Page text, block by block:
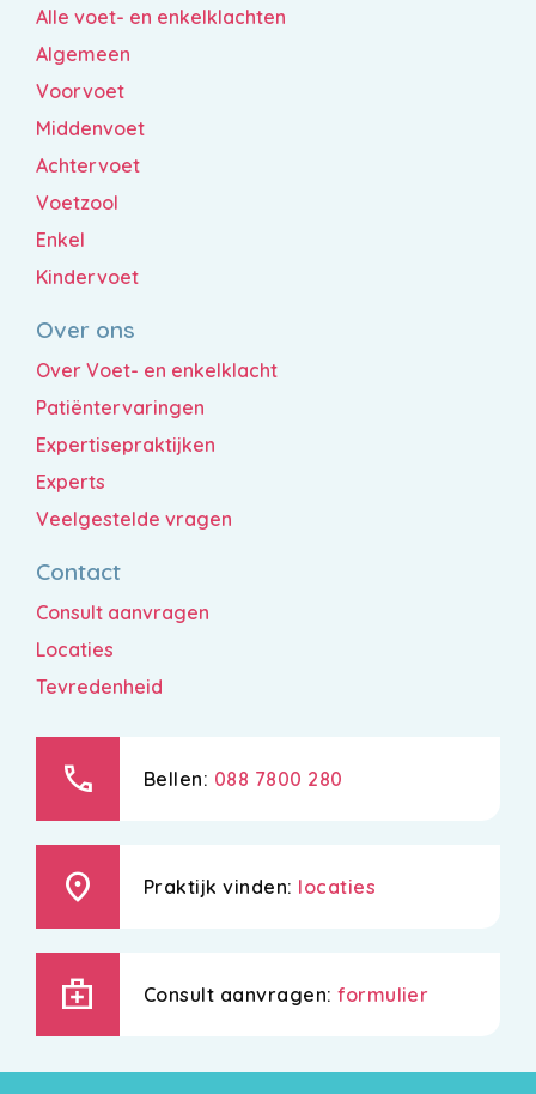
Alle voet- en enkelklachten
Algemeen
Voorvoet
Middenvoet
Achtervoet
Voetzool
Enkel
Kindervoet
Over ons
Over Voet- en enkelklacht
Patiëntervaringen
Expertisepraktijken
Experts
Veelgestelde vragen
Contact
Consult aanvragen
Locaties
Tevredenheid
call Bellen: 088 7800 280
location_on Praktijk vinden: locaties
medical_services Consult aanvragen:formulier